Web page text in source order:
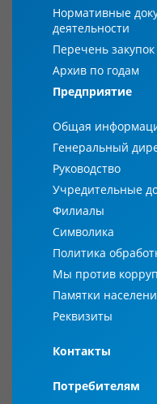
Нормативные
деятельности
Перечень
Архив по годам
Предприятие
Общая
Генеральный
Руководство
Учредительные
Филиалы
Символика
Политика
Мы против
Памятки
Реквизиты
Контакты
Потребителям